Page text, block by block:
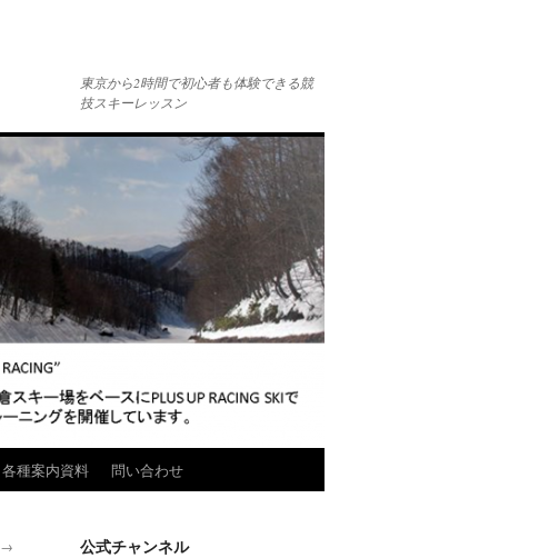
東京から2時間で初心者も体験できる競
技スキーレッスン
各種案内資料 問い合わせ
→ 公式チャンネル